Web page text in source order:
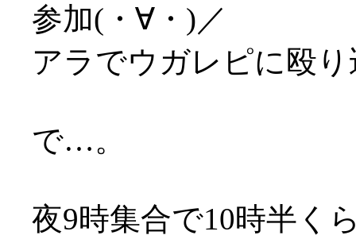
参加(・∀・)／
アラでウガレピに殴
で…。
夜9時集合で10時半く